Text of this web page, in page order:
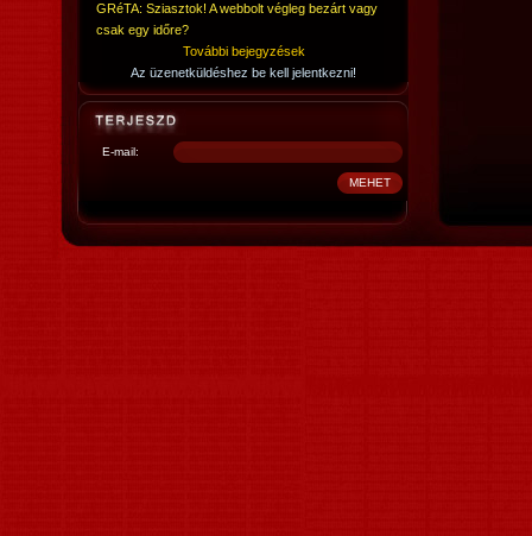
GRéTA: Sziasztok! A webbolt végleg bezárt vagy
csak egy időre?
További bejegyzések
Az üzenetküldéshez be kell jelentkezni!
E-mail: